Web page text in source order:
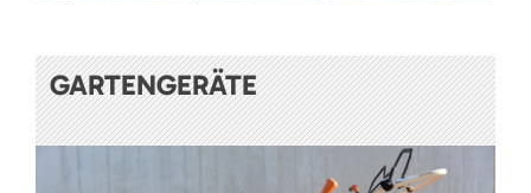
GARTENGERÄTE